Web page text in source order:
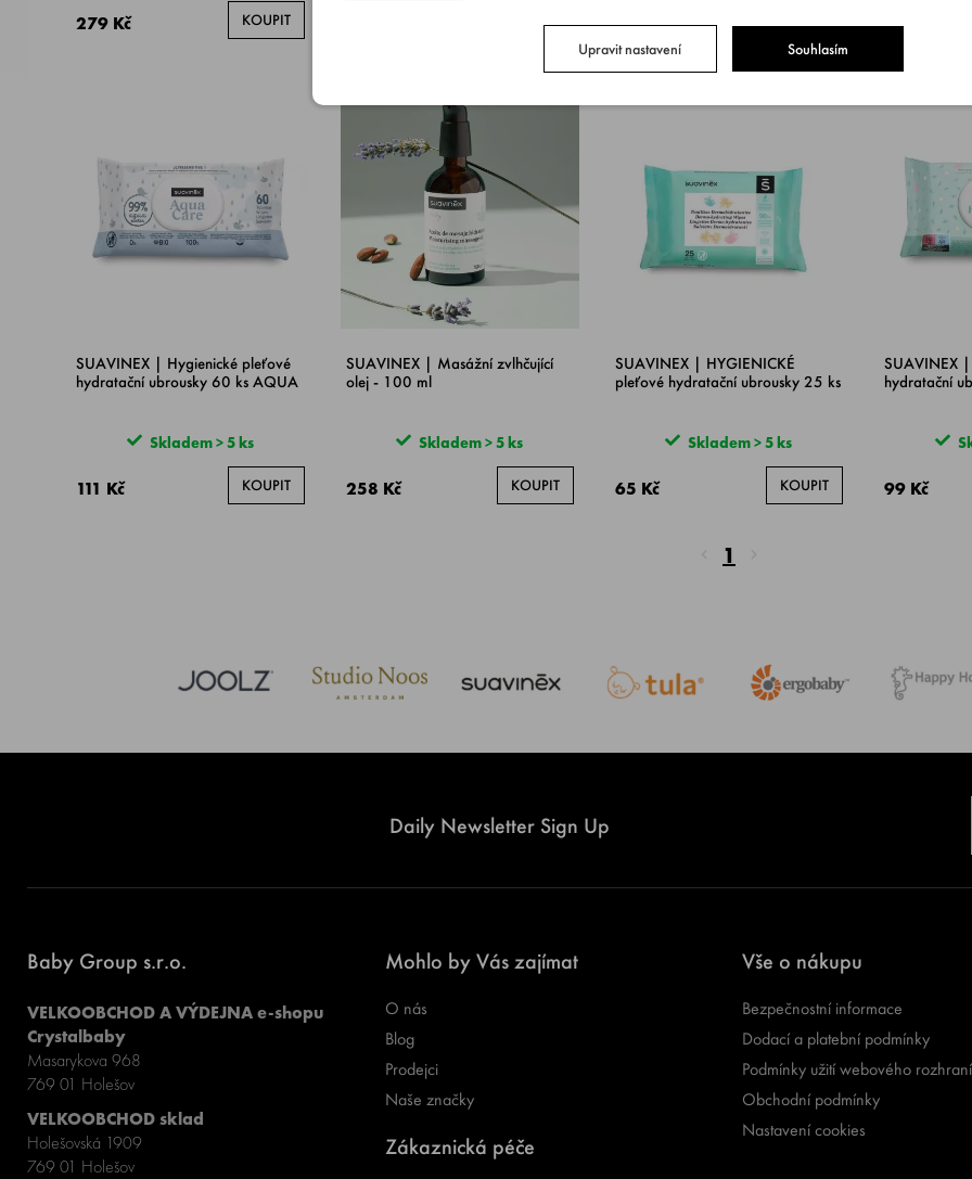
279 Kč KOUPIT 155 Kč 279 Kč
SUAVINEX | Hygienické pleťové
hydratační ubrousky 60 ks AQUA
Skladem > 5 ks
111 Kč KOUPIT
SUAVINEX | Masážní zvlhčující
olej - 100 ml
Skladem > 5 ks
258 Kč KOUPIT
SUAVINEX | HYGIENICKÉ
pleťové hydratační ubrousky 25 ks
Skladem > 5 ks
65 Kč KOUPIT
SUAVINEX
hydratační
99 Kč
1
Daily Newsletter Sign Up
Baby Group s.r.o.
VELKOOBCHOD A VÝDEJNA e-shopu
Crystalbaby
Masarykova 968
769 01 Holešov
VELKOOBCHOD sklad
Holešovská 1909
769 01 Holešov
Mohlo by Vás zajímat
O nás
Blog
Prodejci
Naše značky
Zákaznická péče
Vše o nákupu
Bezpečnostní informace
Dodací a platební podmínky
Podmínky užití webového rozhraní
Obchodní podmínky
Nastavení cookies
Upravit nastavení Souhlasím